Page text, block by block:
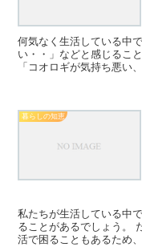
何気なく生活している中
い・・」などと感じるこ
「コオロギが気持ち悪い
暮らしの知恵
私たちが生活している中
ることがあるでしょう。
活で困ることもあるため